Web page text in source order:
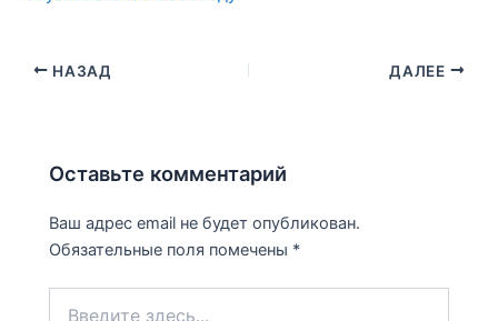
НАЗАД ДАЛЕЕ
Оставьте комментарий
Ваш адрес email не будет опубликован.
Обязательные поля помечены *